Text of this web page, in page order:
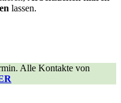
lassen.
Alle Kontakte von